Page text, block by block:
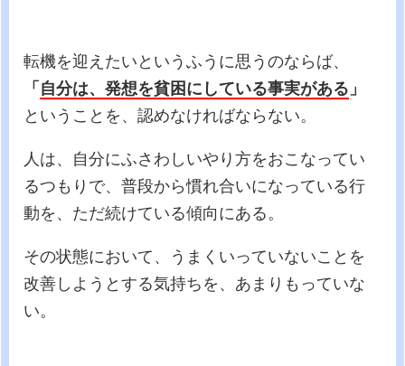
転機を迎えたいというふうに思うのならば、
「 自分は、発想を貧困にしている事実がある 」
ということを、認めなければならない。
人は、自分にふさわしいやり方をおこなってい
るつもりで、普段から慣れ合いになっている行
動を、ただ続けている傾向にある。
その状態において、うまくいっていないことを
改善しようとする気持ちを、あまりもっていな
い。